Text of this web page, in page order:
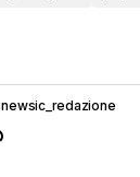
newsic_redazione